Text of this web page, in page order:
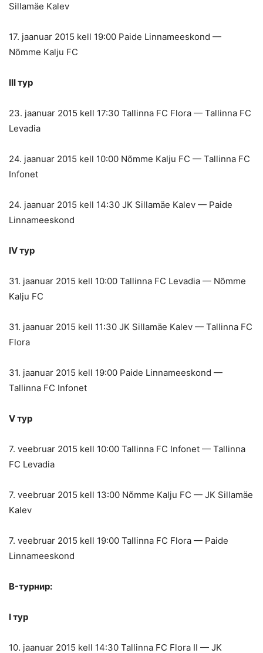
Sillamäe Kalev
17. jaanuar 2015 kell 19:00 Paide Linnameeskond —
Nõmme Kalju FC
III тур
23. jaanuar 2015 kell 17:30 Tallinna FC Flora — Tallinna FC
Levadia
24. jaanuar 2015 kell 10:00 Nõmme Kalju FC — Tallinna FC
Infonet
24. jaanuar 2015 kell 14:30 JK Sillamäe Kalev — Paide
Linnameeskond
IV тур
31. jaanuar 2015 kell 10:00 Tallinna FC Levadia — Nõmme
Kalju FC
31. jaanuar 2015 kell 11:30 JK Sillamäe Kalev — Tallinna FC
Flora
31. jaanuar 2015 kell 19:00 Paide Linnameeskond —
Tallinna FC Infonet
V тур
7. veebruar 2015 kell 10:00 Tallinna FC Infonet — Tallinna
FC Levadia
7. veebruar 2015 kell 13:00 Nõmme Kalju FC — JK Sillamäe
Kalev
7. veebruar 2015 kell 19:00 Tallinna FC Flora — Paide
Linnameeskond
B-турнир:
I тур
10. jaanuar 2015 kell 14:30 Tallinna FC Flora II — JK